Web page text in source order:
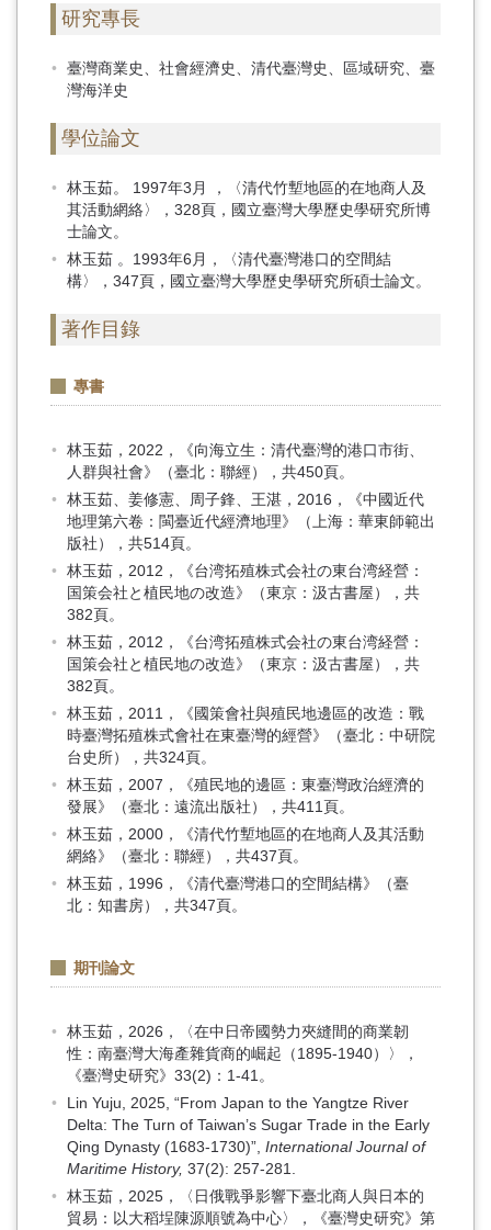
研究專長
臺灣商業史、社會經濟史、清代臺灣史、區域研究、臺
灣海洋史
學位論文
林玉茹。 1997年3月 ，〈清代竹塹地區的在地商人及
其活動網絡〉，328頁，國立臺灣大學歷史學研究所博
士論文。
林玉茹 。1993年6月，〈清代臺灣港口的空間結
構〉，347頁，國立臺灣大學歷史學研究所碩士論文。
著作目錄
專書
林玉茹，2022，《向海立生：清代臺灣的港口市街、
人群與社會》（臺北：聯經），共450頁。
林玉茹、姜修憲、周子鋒、王湛，2016，《中國近代
地理第六卷：閩臺近代經濟地理》（上海：華東師範出
版社），共514頁。
林玉茹，2012，《台湾拓殖株式会社の東台湾経營：
国策会社と植民地の改造》（東京：汲古書屋），共
382頁。
林玉茹，2012，《台湾拓殖株式会社の東台湾経營：
国策会社と植民地の改造》（東京：汲古書屋），共
382頁。
林玉茹，2011，《國策會社與殖民地邊區的改造：戰
時臺灣拓殖株式會社在東臺灣的經營》（臺北：中研院
台史所），共324頁。
林玉茹，2007，《殖民地的邊區：東臺灣政治經濟的
發展》（臺北：遠流出版社），共411頁。
林玉茹，2000，《清代竹塹地區的在地商人及其活動
網絡》（臺北：聯經），共437頁。
林玉茹，1996，《清代臺灣港口的空間結構》（臺
北：知書房），共347頁。
期刊論文
林玉茹，2026，〈在中日帝國勢力夾縫間的商業韌
性：南臺灣大海產雜貨商的崛起（1895-1940）〉，
《臺灣史研究》33(2)：1-41。
Lin Yuju, 2025, “From Japan to the Yangtze River
Delta: The Turn of Taiwan’s Sugar Trade in the Early
Qing Dynasty (1683-1730)”, International Journal of
Maritime History, 37(2): 257-281.
林玉茹，2025，〈日俄戰爭影響下臺北商人與日本的
貿易：以大稻埕陳源順號為中心〉，《臺灣史研究》第